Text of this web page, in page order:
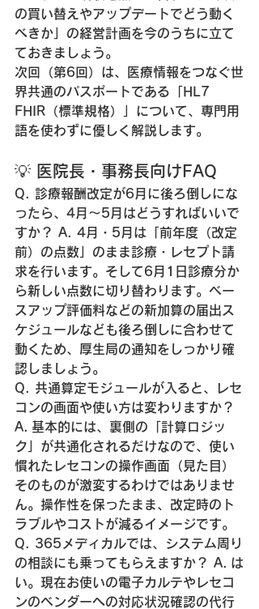
の買い替えやアップデートでどう動く
べきか」の経営計画を今のうちに立て
ておきましょう。
次回（第6回）は、医療情報をつなぐ世
界共通のパスポートである「HL7
FHIR（標準規格）」について、専門用
語を使わずに優しく解説します。
💡 医院長・事務長向けFAQ
Q. 診療報酬改定が6月に後ろ倒しにな
ったら、4月〜5月はどうすればいいで
すか？ A. 4月・5月は「前年度（改定
前）の点数」のまま診療・レセプト請
求を行います。そして6月1日診療分か
ら新しい点数に切り替わります。ベー
スアップ評価料などの新加算の届出ス
ケジュールなども後ろ倒しに合わせて
動くため、厚生局の通知をしっかり確
認しましょう。
Q. 共通算定モジュールが入ると、レセ
コンの画面や使い方は変わりますか？
A. 基本的には、裏側の「計算ロジッ
ク」が共通化されるだけなので、使い
慣れたレセコンの操作画面（見た目）
そのものが激変するわけではありませ
ん。操作性を保ったまま、改定時のト
ラブルやコストが減るイメージです。
Q. 365メディカルでは、システム周り
の相談にも乗ってもらえますか？ A. は
い。現在お使いの電子カルテやレセコ
ンのベンダーへの対応状況確認の代行